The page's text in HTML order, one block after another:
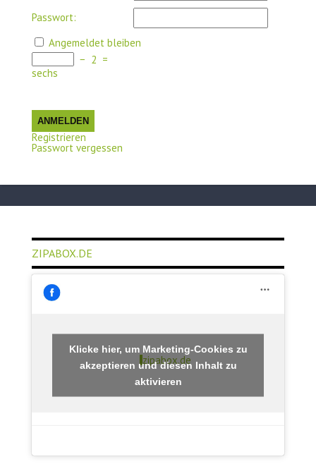
Passwort:
Angemeldet bleiben
− 2 =
sechs
ANMELDEN
Registrieren
Passwort vergessen
ZIPABOX.DE
zipabox.de
Klicke hier, um Marketing-Cookies zu
akzeptieren und diesen Inhalt zu
aktivieren